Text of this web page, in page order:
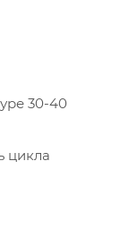
30-40
цикла